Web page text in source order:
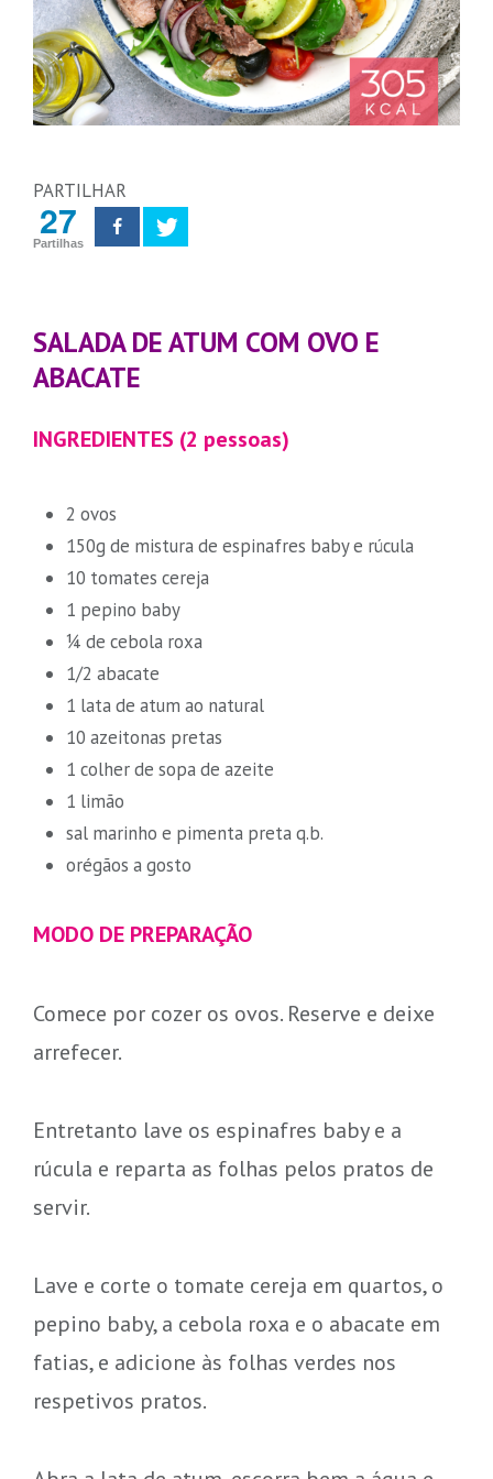
PARTILHAR
27
Partilhas
SALADA DE ATUM COM OVO E
ABACATE
INGREDIENTES (2 pessoas)
2 ovos
150g de mistura de espinafres baby e rúcula
10 tomates cereja
1 pepino baby
¼ de cebola roxa
1/2 abacate
1 lata de atum ao natural
10 azeitonas pretas
1 colher de sopa de azeite
1 limão
sal marinho e pimenta preta q.b.
orégãos a gosto
MODO DE PREPARAÇÃO
Comece por cozer os ovos. Reserve e deixe
arrefecer.
Entretanto lave os espinafres baby e a
rúcula e reparta as folhas pelos pratos de
servir.
Lave e corte o tomate cereja em quartos, o
pepino baby, a cebola roxa e o abacate em
fatias, e adicione às folhas verdes nos
respetivos pratos.